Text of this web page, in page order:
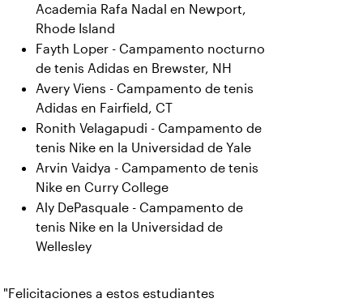
Academia Rafa Nadal en Newport,
Rhode Island
Fayth Loper - Campamento nocturno
de tenis Adidas en Brewster, NH
Avery Viens - Campamento de tenis
Adidas en Fairfield, CT
Ronith Velagapudi - Campamento de
tenis Nike en la Universidad de Yale
Arvin Vaidya - Campamento de tenis
Nike en Curry College
Aly DePasquale - Campamento de
tenis Nike en la Universidad de
Wellesley
"Felicitaciones a estos estudiantes